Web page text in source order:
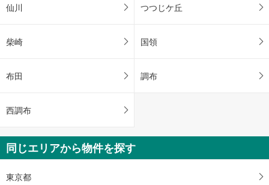
仙川 つつじケ丘
柴崎 国領
布田 調布
西調布
同じエリアから物件を探す
東京都